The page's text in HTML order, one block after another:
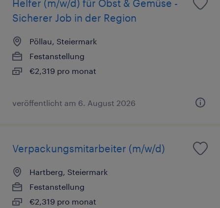
Helfer (m/w/d) für Obst & Gemüse -
Sicherer Job in der Region
Pöllau, Steiermark
Festanstellung
€2,319 pro monat
veröffentlicht am 6. August 2026
Verpackungsmitarbeiter (m/w/d)
Hartberg, Steiermark
Festanstellung
€2,319 pro monat